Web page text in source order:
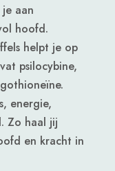
aan
hoofd.
helpt je op
psilocybine,
energie,
Zo haal jij
en kracht in